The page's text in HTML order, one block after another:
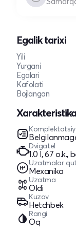
Egalik tarixi
Yili
Yurgani
Egalari
Kafolati
Bojlangan
Dvigatel
1.0 l, 67 o.k.,
Uzatmalar
Mexanika
Uzatma
Oldi
Kuzov
Hetchbek
Rangi
Oq